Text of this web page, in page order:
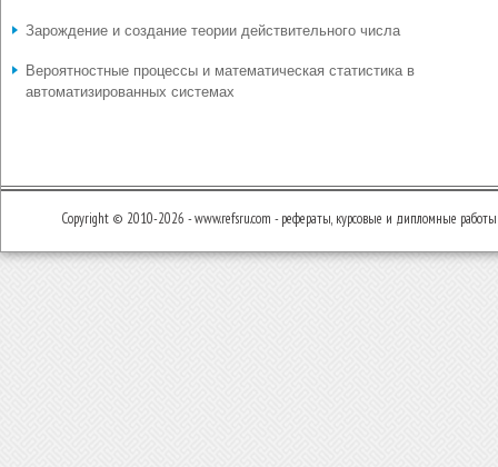
Зарождение и создание теории действительного числа
Вероятностные процессы и математическая статистика в
автоматизированных системах
Copyright © 2010-2026 - www.refsru.com - рефераты, курсовые и дипломные работы